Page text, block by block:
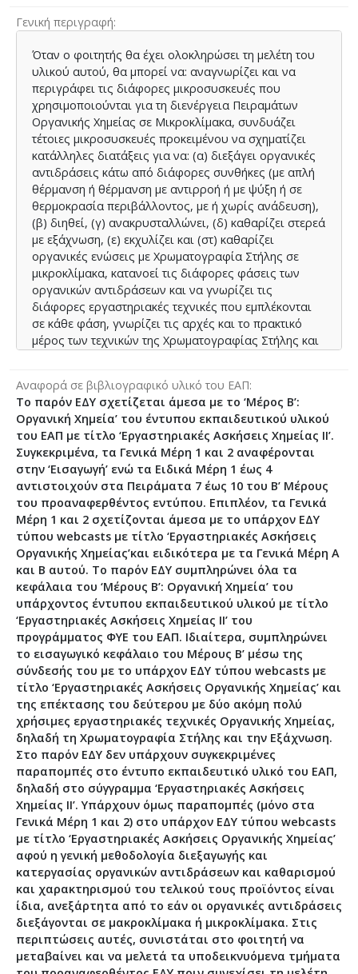
Γενική περιγραφή
Όταν o φοιτητής θα έχει ολοκληρώσει τη μελέτη του
υλικού αυτού, θα μπορεί να: αναγνωρίζει και να
περιγράφει τις διάφορες μικροσυσκευές που
χρησιμοποιούνται για τη διενέργεια Πειραμάτων
Οργανικής Χημείας σε Μικροκλίμακα, συνδυάζει
τέτοιες μικροσυσκευές προκειμένου να σχηματίζει
κατάλληλες διατάξεις για να: (α) διεξάγει οργανικές
αντιδράσεις κάτω από διάφορες συνθήκες (με απλή
θέρμανση ή θέρμανση με αντιρροή ή με ψύξη ή σε
θερμοκρασία περιβάλλοντος, με ή χωρίς ανάδευση),
(β) διηθεί, (γ) ανακρυσταλλώνει, (δ) καθαρίζει στερεά
με εξάχνωση, (ε) εκχυλίζει και (στ) καθαρίζει
οργανικές ενώσεις με Χρωματογραφία Στήλης σε
μικροκλίμακα, κατανοεί τις διάφορες φάσεις των
οργανικών αντιδράσεων και να γνωρίζει τις
διάφορες εργαστηριακές τεχνικές που εμπλέκονται
σε κάθε φάση, γνωρίζει τις αρχές και το πρακτικό
μέρος των τεχνικών της Χρωματογραφίας Στήλης και
μηχανισμούς των εμπλεκομένων αντιδράσεων στα
διάφορα πειράματα Οργανικής Χημείας σε
μικροκλίμακα που θα διεκπεραιώσει στο εργαστήριο
και ειδικότερα τους μηχανισμούς: (α) εποξείδωσης
αλκενίων,(β) μετάθεσης αλκυλίου, (γ)
σαπωνοποίησης, (δ) οξείδωσης αλκοολών με το
αντιδραστήριο Jones, (ε) SN2 αντίδρασης, (στ)
αντίδρασης Wittig, (ζ) αλδολικής συμπύκνωσης, (η)
αντίδρασης Diels-Alder και (θ) αντιδράσεων
εξώθησης. Το παρόν εναλλακτικό διδακτικό υλικό
συμπληρώνει το υπάρχον (α) έντυπο εκπαιδευτικό
υλικό, δηλαδή το σύγγραμμα του ΕΑΠ ‘Εργαστηριακές
Ασκήσεις Χημείας-Τόμοι Ι και ΙΙ’ και (β) εναλλακτικό
διδακτικό υλικό (EΔY) τύπου βιντεοδιαλέξεων
(webcasts) με τίτλο ‘Εργαστηριακές Ασκήσεις
Οργανικής Χημείας’ για τη Θεματική Ενότητα ΦΥΕΕΡ
(Εργαστήρια Χημείας). Τα προαναφερθέντα
εκπαιδευτικά υλικά (έντυπο και εναλλακτικό)
παρουσιάζουν το θεωρητικό υπόβαθρο, τον
απαιτούμενο εξοπλισμό, τις σημαντικότερες
εργαστηριακές τεχνικές και επιλεγμένες
εργαστηριακές ασκήσεις Πειραματικής Οργανικής
Χημείας σε μακροκλίμακα (‘Εργαστηριακές Ασκήσεις
Χημείας-Τόμος Ι και ΕΔΥ: ‘Εργαστηριακές Ασκήσεις
Οργανικής Χημείας’) και μικροκλίμακα
(‘Εργαστηριακές Ασκήσεις Χημείας-Τόμος ΙΙ’). Το
παρόν ΕΔΥ αποτελεί ουσιαστικά συμπληρωματικό
υλικό για το έντυπο υλικό ‘Εργαστηριακές Ασκήσεις
Χημείας-Τόμος ΙΙ’. Συγχρόνως όμως συμπληρώνει το
υπάρχον ΕΔΥ: ‘Εργαστηριακές Ασκήσεις Οργανικής
Χημείας’ αφού περιλαμβάνεται σ’ αυτό και η
παρουσίαση δύο σημαντικών εργαστηριακών
τεχνικών Οργανικής Χημείας σε μακροκλίμακα, της
Χρωματογραφίας Στήλης και της Εξάχνωσης. Οι
τεχνικές αυτές, αφενός μεν δεν είχαν συμπεριληφθεί
Αναφορά σε βιβλιογραφικό υλικό του ΕΑΠ
Το παρόν ΕΔΥ σχετίζεται άμεσα με το ‘Μέρος Β’:
Οργανική Χημεία’ του έντυπου εκπαιδευτικού υλικού
του ΕΑΠ με τίτλο ‘Εργαστηριακές Ασκήσεις Χημείας ΙΙ’.
Συγκεκριμένα, τα Γενικά Μέρη 1 και 2 αναφέρονται
στην ‘Εισαγωγή’ ενώ τα Ειδικά Μέρη 1 έως 4
αντιστοιχούν στα Πειράματα 7 έως 10 του Β’ Μέρους
του προαναφερθέντος εντύπου. Επιπλέον, τα Γενικά
Μέρη 1 και 2 σχετίζονται άμεσα με το υπάρχον ΕΔΥ
τύπου webcasts με τίτλο ‘Εργαστηριακές Ασκήσεις
Οργανικής Χημείας’και ειδικότερα με τα Γενικά Μέρη Α
και Β αυτού. Το παρόν ΕΔΥ συμπληρώνει όλα τα
κεφάλαια του ‘Μέρους Β’: Οργανική Χημεία’ του
υπάρχοντος έντυπου εκπαιδευτικού υλικού με τίτλο
‘Εργαστηριακές Ασκήσεις Χημείας ΙΙ’ του
προγράμματος ΦΥΕ του ΕΑΠ. Ιδιαίτερα, συμπληρώνει
το εισαγωγικό κεφάλαιο του Μέρους Β’ μέσω της
σύνδεσής του με το υπάρχον ΕΔΥ τύπου webcasts με
τίτλο ‘Εργαστηριακές Ασκήσεις Οργανικής Χημείας’ και
της επέκτασης του δεύτερου με δύο ακόμη πολύ
χρήσιμες εργαστηριακές τεχνικές Οργανικής Χημείας,
δηλαδή τη Χρωματογραφία Στήλης και την Εξάχνωση.
Στο παρόν ΕΔΥ δεν υπάρχουν συγκεκριμένες
παραπομπές στο έντυπο εκπαιδευτικό υλικό του ΕΑΠ,
δηλαδή στο σύγγραμμα ‘Εργαστηριακές Ασκήσεις
Χημείας ΙΙ’. Υπάρχουν όμως παραπομπές (μόνο στα
Γενικά Μέρη 1 και 2) στο υπάρχον ΕΔΥ τύπου webcasts
με τίτλο ‘Εργαστηριακές Ασκήσεις Οργανικής Χημείας’
αφού η γενική μεθοδολογία διεξαγωγής και
κατεργασίας οργανικών αντιδράσεων και καθαρισμού
και χαρακτηρισμού του τελικού τους προϊόντος είναι
ίδια, ανεξάρτητα από το εάν οι οργανικές αντιδράσεις
διεξάγονται σε μακροκλίμακα ή μικροκλίμακα. Στις
περιπτώσεις αυτές, συνιστάται στο φοιτητή να
μεταβαίνει και να μελετά τα υποδεικνυόμενα τμήματα